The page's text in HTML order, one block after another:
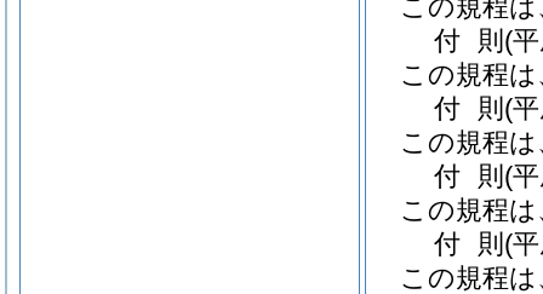
この規程
付 則 (
この規程
付 則 (
この規程
付 則 (
この規程
付 則 (
この規程